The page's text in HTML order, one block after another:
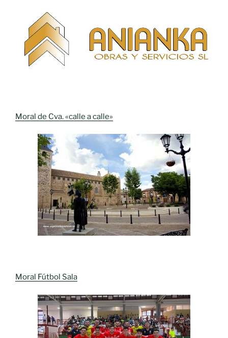
Moral de Cva. «calle a calle»
Moral Fútbol Sala